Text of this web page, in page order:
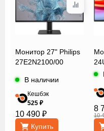
(портретный
режим)
Соотношение
сторон
Технология
матрицы
Монитор 27" Philips
27E2N2100/00
В наличии
Кешбэк
525 ₽
10 490 ₽
Купить
8
10